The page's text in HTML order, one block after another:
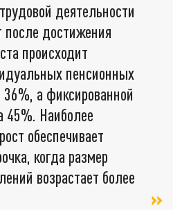
деятельности
после достижения
происходит
пенсионных
а фиксированной
45%. Наиболее
обеспечивает
когда размер
возрастает более